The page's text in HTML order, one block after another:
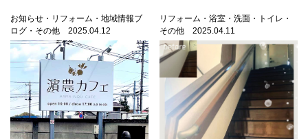
お知らせ・リフォーム・地域情報ブ
ログ・その他 2025.04.12
リフォーム・浴室・洗面・トイレ・
その他 2025.04.11